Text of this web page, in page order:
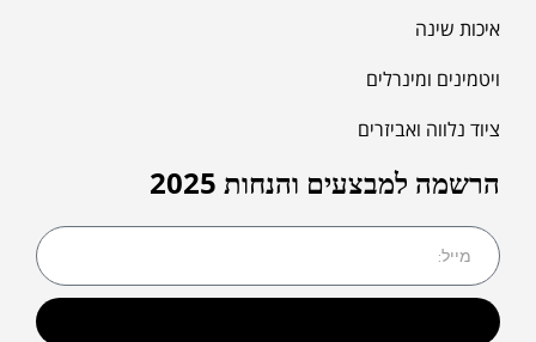
איכות שינה
ויטמינים ומינרלים
ציוד נלווה ואביזרים
הרשמה למבצעים והנחות 2025